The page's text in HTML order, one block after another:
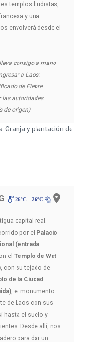
templos budistas,
y una
envolverá desde el
consigo a mano
a Laos:
de Fiebre
las autoridades
de origen)
26ºC - 26ºC
capital real.
por el Palacio
(entrada
el Templo de Wat
, con su tejado de
de la Ciudad
, el monumento
de Laos con sus
hasta el suelo y
Desde allí, nos
para dar un